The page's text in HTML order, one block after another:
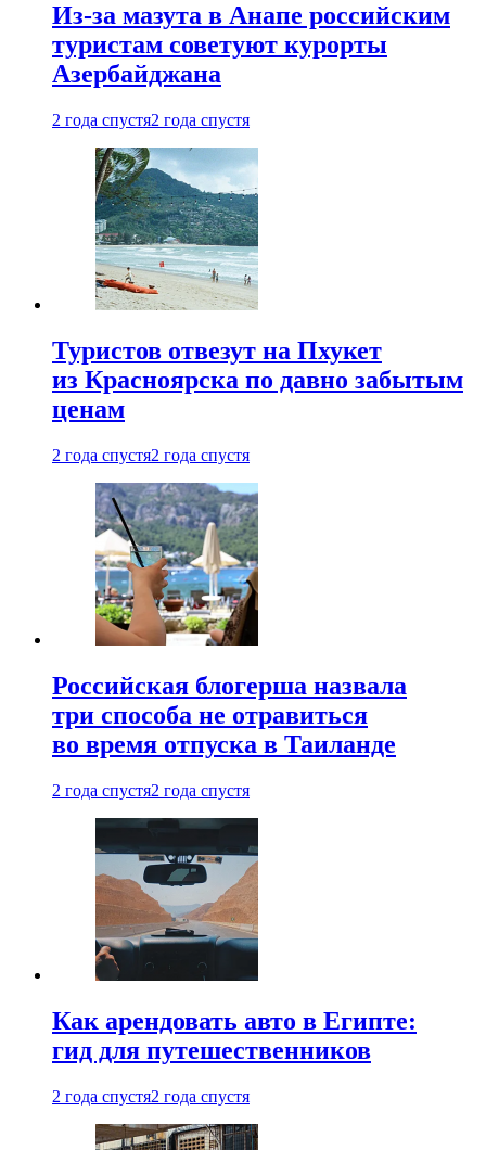
Из-за мазута в Анапе российским
туристам советуют курорты
Азербайджана
2 года спустя2 года спустя
Туристов отвезут на Пхукет
из Красноярска по давно забытым
ценам
2 года спустя2 года спустя
Российская блогерша назвала
три способа не отравиться
во время отпуска в Таиланде
2 года спустя2 года спустя
Как арендовать авто в Египте:
гид для путешественников
2 года спустя2 года спустя